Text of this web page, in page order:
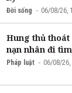
Đời sống 06/08/26,
Hung thủ
nạn nhân đi
Pháp luật 06/08/26,